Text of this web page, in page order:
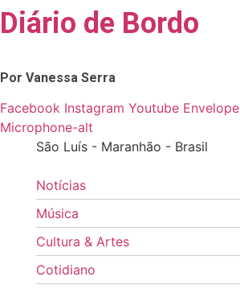
Skip
to
Diário de Bordo
Por Vanessa Serra
Facebook Instagram Youtube Envelope
Microphone-alt
São Luís - Maranhão - Brasil
Notícias
Música
Cultura & Artes
Cotidiano